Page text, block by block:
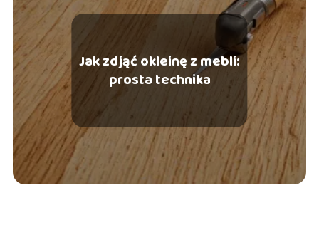
Jak zdjąć okleinę z mebli:
prosta technika